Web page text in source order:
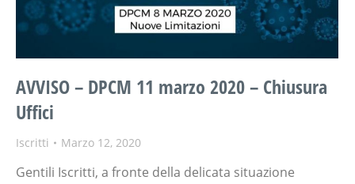
AVVISO – DPCM 11 marzo 2020 – Chiusura
Uffici
Iscritti Marzo 12, 2020
Gentili Iscritti, a fronte della delicata situazione